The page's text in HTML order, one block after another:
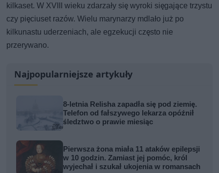
kilkaset. W XVIII wieku zdarzały się wyroki sięgające trzystu
czy pięciuset razów. Wielu marynarzy mdlało już po
kilkunastu uderzeniach, ale egzekucji często nie
przerywano.
Najpopularniejsze artykuły
8-letnia Relisha zapadła się pod ziemię.
Telefon od fałszywego lekarza opóźnił
śledztwo o prawie miesiąc
Pierwsza żona miała 11 ataków epilepsji
w 10 godzin. Zamiast jej pomóc, król
wyjechał i szukał ukojenia w romansach